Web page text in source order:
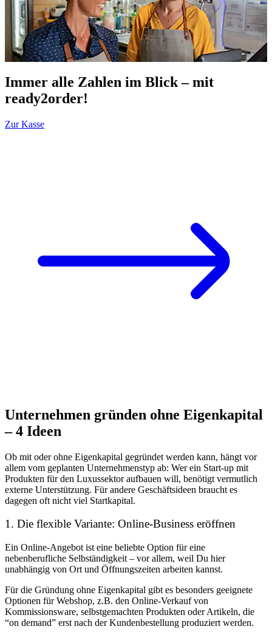
Immer alle Zahlen im Blick – mit
ready2order!
Zur Kasse
Unternehmen gründen ohne Eigenkapital
– 4 Ideen
Ob mit oder ohne Eigenkapital gegründet werden kann, hängt vor
allem vom geplanten Unternehmenstyp ab: Wer ein Start-up mit
Produkten für den Luxussektor aufbauen will, benötigt vermutlich
externe Unterstützung. Für andere Geschäftsideen braucht es
dagegen oft nicht viel Startkapital.
1. Die flexible Variante: Online-Business eröffnen
Ein Online-Angebot ist eine beliebte Option für eine
nebenberufliche Selbständigkeit – vor allem, weil Du hier
unabhängig von Ort und Öffnungszeiten arbeiten kannst.
Für die Gründung ohne Eigenkapital gibt es besonders geeignete
Optionen für Webshop, z.B. den Online-Verkauf von
Kommissionsware, selbstgemachten Produkten oder Artikeln, die
“on demand” erst nach der Kundenbestellung produziert werden.